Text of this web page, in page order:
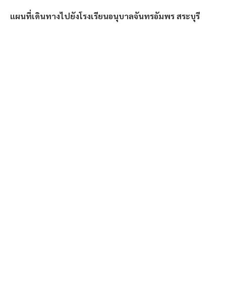
แผนที่เดินทางไปยังโรงเรียนอนุบาลจันทรอัมพร สระบุรี